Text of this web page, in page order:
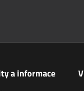
a informace